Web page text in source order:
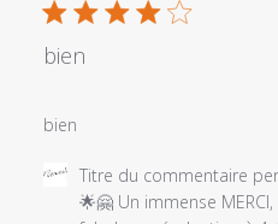
bien
bien
Commentaires
Titre du commentaire
🌟🤗 Un immense